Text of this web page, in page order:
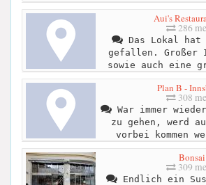
Aui's
286
Das Lokal hat
gefallen. Großer
sowie auch eine
Plan B -
308
War immer
zu gehen, werd
vorbei kommen
Bonsai
309
Endlich ein